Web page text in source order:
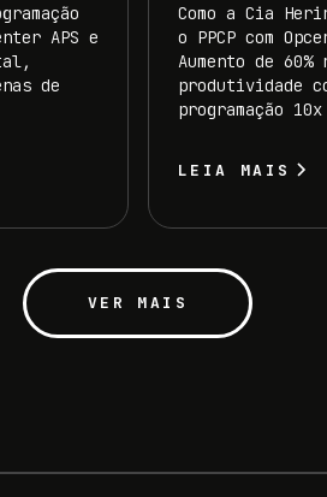
APS e
de
Como a Cia
o PPCP com
Aumento de 60%
produtividade
programação
LEIA MAIS
VER MAIS